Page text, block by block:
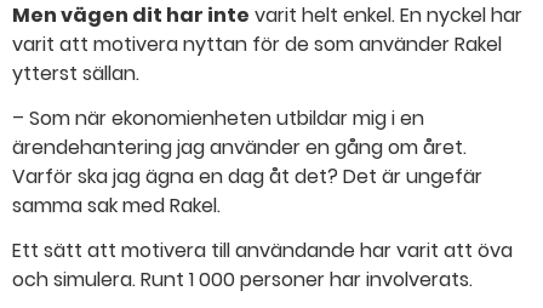
Men vägen dit har inte varit helt enkel. En nyckel har
varit att motivera nyttan för de som använder Rakel
ytterst sällan.
– Som när ekonomienheten utbildar mig i en
ärendehantering jag använder en gång om året.
Varför ska jag ägna en dag åt det? Det är ungefär
samma sak med Rakel.
Ett sätt att motivera till användande har varit att öva
och simulera. Runt 1 000 personer har involverats.